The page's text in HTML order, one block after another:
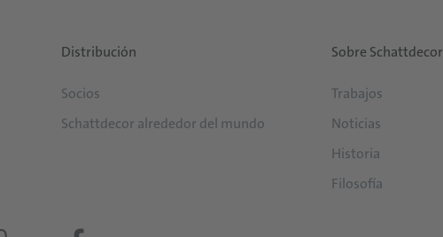
Distribución
Socios
Schattdecor alrededor del mundo
Sobre Schattdecor
Trabajos
Noticias
Historia
Filosofía